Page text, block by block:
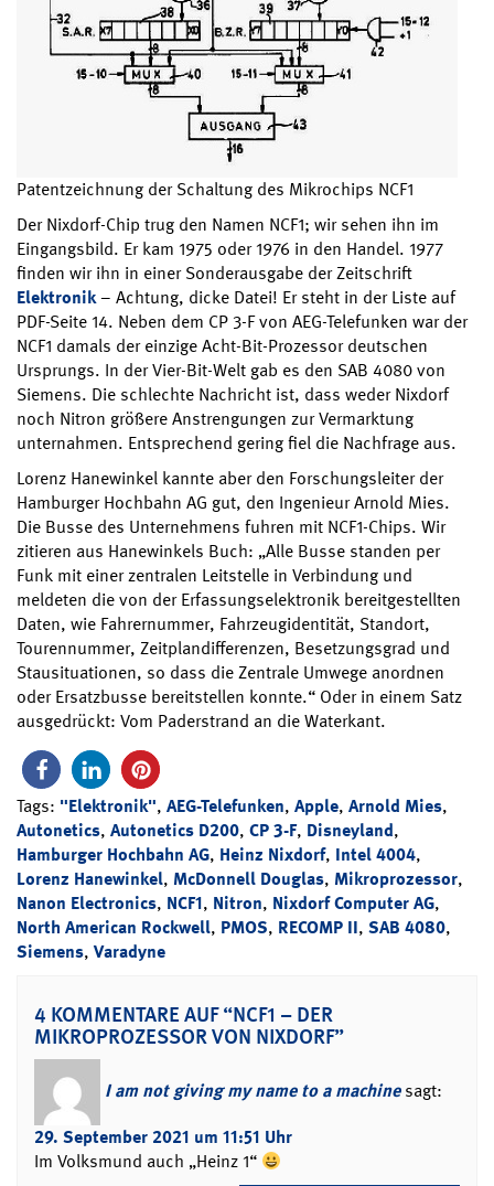
Patentzeichnung der Schaltung des Mikrochips NCF1
Der Nixdorf-Chip trug den Namen NCF1; wir sehen ihn im
Eingangsbild. Er kam 1975 oder 1976 in den Handel. 1977
finden wir ihn in einer Sonderausgabe der Zeitschrift
Elektronik– Achtung, dicke Datei! Er steht in der Liste auf
PDF-Seite 14. Neben dem CP 3-F von AEG-Telefunken war der
NCF1 damals der einzige Acht-Bit-Prozessor deutschen
Ursprungs. In der Vier-Bit-Welt gab es den SAB 4080 von
Siemens. Die schlechte Nachricht ist, dass weder Nixdorf
noch Nitron größere Anstrengungen zur Vermarktung
unternahmen. Entsprechend gering fiel die Nachfrage aus.
Lorenz Hanewinkel kannte aber den Forschungsleiter der
Hamburger Hochbahn AG gut, den Ingenieur Arnold Mies.
Die Busse des Unternehmens fuhren mit NCF1-Chips. Wir
zitieren aus Hanewinkels Buch: „Alle Busse standen per
Funk mit einer zentralen Leitstelle in Verbindung und
meldeten die von der Erfassungselektronik bereitgestellten
Daten, wie Fahrernummer, Fahrzeugidentität, Standort,
Tourennummer, Zeitplandifferenzen, Besetzungsgrad und
Stausituationen, so dass die Zentrale Umwege anordnen
oder Ersatzbusse bereitstellen konnte.“ Oder in einem Satz
ausgedrückt: Vom Paderstrand an die Waterkant.
Tags: "Elektronik", AEG-Telefunken, Apple, Arnold Mies,
Autonetics, Autonetics D200, CP 3-F, Disneyland,
Hamburger Hochbahn AG, Heinz Nixdorf, Intel 4004,
Lorenz Hanewinkel, McDonnell Douglas, Mikroprozessor,
Nanon Electronics, NCF1, Nitron, Nixdorf Computer AG,
North American Rockwell, PMOS, RECOMP II, SAB 4080,
Siemens, Varadyne
4 KOMMENTARE AUF “NCF1 – DER
MIKROPROZESSOR VON NIXDORF”
I am not giving my name to a machine sagt:
29. September 2021 um 11:51 Uhr
Im Volksmund auch „Heinz 1“